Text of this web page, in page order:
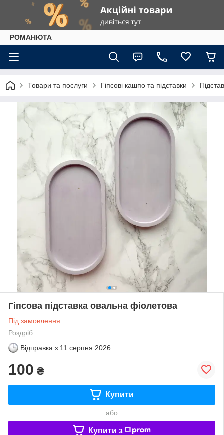
РОМАНЮТА
Товари та послуги Гіпсові кашпо та підставки
Гіпсова підставка овальна фіолетова
Під замовлення
Роздріб
Відправка з 11 серпня 2026
100 ₴
Купити
або
Купити з